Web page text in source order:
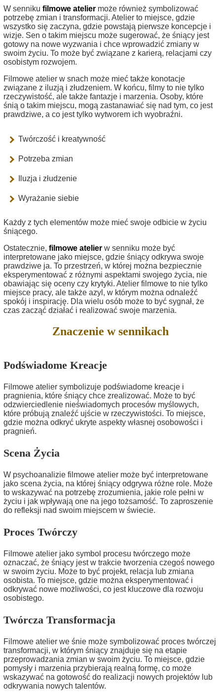
W senniku filmowe atelier może również symbolizować
potrzebę zmian i transformacji. Atelier to miejsce, gdzie
wszystko się zaczyna, gdzie powstają pierwsze koncepcje i
wizje. Sen o takim miejscu może sugerować, że śniący jest
gotowy na nowe wyzwania i chce wprowadzić zmiany w
swoim życiu. To może być związane z karierą, relacjami czy
osobistym rozwojem.
Filmowe atelier w snach może mieć także konotacje
związane z iluzją i złudzeniem. W końcu, filmy to nie tylko
rzeczywistość, ale także fantazje i marzenia. Osoby, które
śnią o takim miejscu, mogą zastanawiać się nad tym, co jest
prawdziwe, a co jest tylko wytworem ich wyobraźni.
Twórczość i kreatywność
Potrzeba zmian
Iluzja i złudzenie
Wyrażanie siebie
Każdy z tych elementów może mieć swoje odbicie w życiu
śniącego.
Ostatecznie, filmowe atelier w senniku może być
interpretowane jako miejsce, gdzie śniący odkrywa swoje
prawdziwe ja. To przestrzeń, w której można bezpiecznie
eksperymentować z różnymi aspektami swojego życia, nie
obawiając się oceny czy krytyki. Atelier filmowe to nie tylko
miejsce pracy, ale także azyl, w którym można odnaleźć
spokój i inspirację. Dla wielu osób może to być sygnał, że
czas zacząć działać i realizować swoje marzenia.
Znaczenie w sennikach
Podświadome Kreacje
Filmowe atelier symbolizuje podświadome kreacje i
pragnienia, które śniący chce zrealizować. Może to być
odzwierciedlenie nieświadomych procesów myślowych,
które próbują znaleźć ujście w rzeczywistości. To miejsce,
gdzie można odkryć ukryte aspekty własnej osobowości i
pragnień.
Scena Życia
W psychoanalizie filmowe atelier może być interpretowane
jako scena życia, na której śniący odgrywa różne role. Może
to wskazywać na potrzebę zrozumienia, jakie role pełni w
życiu i jak wpływają one na jego tożsamość. To zaproszenie
do refleksji nad swoim miejscem w świecie.
Proces Twórczy
Filmowe atelier jako symbol procesu twórczego może
oznaczać, że śniący jest w trakcie tworzenia czegoś nowego
w swoim życiu. Może to być projekt, relacja lub zmiana
osobista. To miejsce, gdzie można eksperymentować i
odkrywać nowe możliwości, co jest kluczowe dla rozwoju
osobistego.
Twórcza Transformacja
Filmowe atelier we śnie może symbolizować proces twórczej
transformacji, w którym śniący znajduje się na etapie
przeprowadzania zmian w swoim życiu. To miejsce, gdzie
pomysły i marzenia przybierają realną formę, co może
wskazywać na gotowość do realizacji nowych projektów lub
odkrywania nowych talentów.